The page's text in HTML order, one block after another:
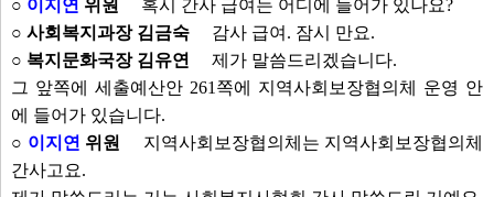
○ 이지연 위원
혹시 간사 급여는 어디에 들어가 있나요?
○ 사회복지과장 김금숙
감사 급여. 잠시 만요.
○ 복지문화국장 김유연
제가 말씀드리겠습니다.
그 앞쪽에 세출예산안 261쪽에 지역사회보장협의체 운영 안
에 들어가 있습니다.
○ 이지연 위원
지역사회보장협의체는 지역사회보장협의체
간사고요.